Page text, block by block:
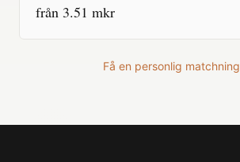
från 3.51 mkr
Få en personlig matchning